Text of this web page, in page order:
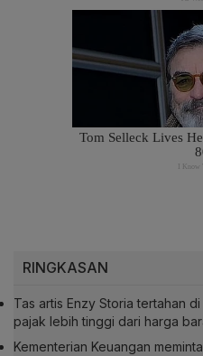
RINGKASAN
Tas artis Enzy Storia tertahan
pajak lebih tinggi dari harga
Kementerian Keuangan